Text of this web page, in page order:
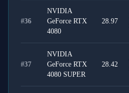
#36
NVIDIA
GeForce RTX
4080
28.97
#37
NVIDIA
GeForce RTX
4080 SUPER
28.42